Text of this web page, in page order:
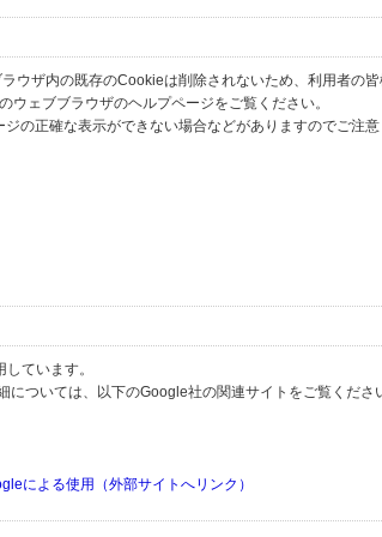
ウザ内の既存のCookieは削除されないため、利用者の
ェブブラウザのヘルプページをご覧ください。
の正確な表示ができない場合などがありますのでご注意
ています。
ついては、以下のGoogle社の関連サイトをご覧くださ
による使用（外部サイトへリンク）